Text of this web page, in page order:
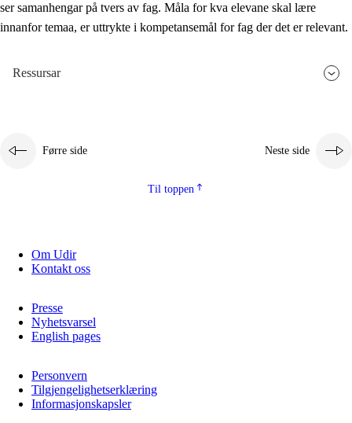
2.5 Tverrfaglege tema
2.5.2
ser samanhengar på tvers av fag. Måla for kva elevane skal lære
innanfor temaa, er uttrykte i kompetansemål for fag der det er relevant.
Ressursar
Førre side Neste side
Til toppen
Om Udir
Kontakt oss
Presse
Nyhetsvarsel
English pages
Personvern
Tilgjengelighetserklæring
Informasjonskapsler